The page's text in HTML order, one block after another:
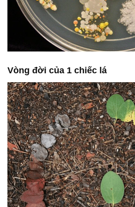
Vòng đời của 1 chiếc lá